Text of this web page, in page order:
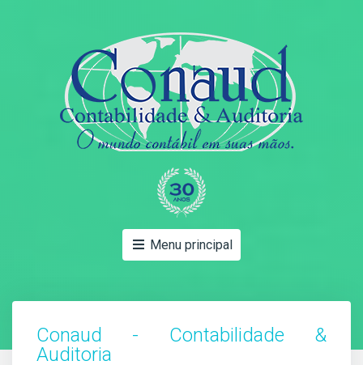
Menu principal
Conaud - Contabilidade &
Auditoria